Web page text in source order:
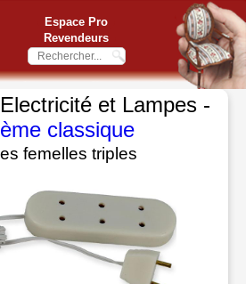
Espace Pro
Revendeurs
et Lampes -
classique
femelles triples